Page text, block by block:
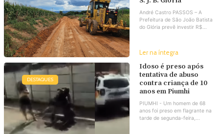
André Castro PASSOS – A
Prefeitura de São João Batista
do Glória prevê investir R$...
Ler na íntegra
DESTAQUES
Idoso é preso após
tentativa de abuso
contra criança de 10
anos em Piumhi
PIUMHI - Um homem de 68
anos foi preso em flagrante na
tarde de segunda-feira,...